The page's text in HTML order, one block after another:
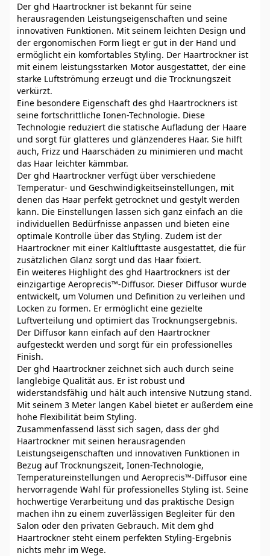
Der ghd Haartrockner ist bekannt für seine
herausragenden Leistungseigenschaften und seine
innovativen Funktionen. Mit seinem leichten Design und
der ergonomischen Form liegt er gut in der Hand und
ermöglicht ein komfortables Styling. Der Haartrockner ist
mit einem leistungsstarken Motor ausgestattet, der eine
starke Luftströmung erzeugt und die Trocknungszeit
verkürzt.
Eine besondere Eigenschaft des ghd Haartrockners ist
seine fortschrittliche Ionen-Technologie. Diese
Technologie reduziert die statische Aufladung der Haare
und sorgt für glatteres und glänzenderes Haar. Sie hilft
auch, Frizz und Haarschäden zu minimieren und macht
das Haar leichter kämmbar.
Der ghd Haartrockner verfügt über verschiedene
Temperatur- und Geschwindigkeitseinstellungen, mit
denen das Haar perfekt getrocknet und gestylt werden
kann. Die Einstellungen lassen sich ganz einfach an die
individuellen Bedürfnisse anpassen und bieten eine
optimale Kontrolle über das Styling. Zudem ist der
Haartrockner mit einer Kaltlufttaste ausgestattet, die für
zusätzlichen Glanz sorgt und das Haar fixiert.
Ein weiteres Highlight des ghd Haartrockners ist der
einzigartige Aeroprecis™-Diffusor. Dieser Diffusor wurde
entwickelt, um Volumen und Definition zu verleihen und
Locken zu formen. Er ermöglicht eine gezielte
Luftverteilung und optimiert das Trocknungsergebnis.
Der Diffusor kann einfach auf den Haartrockner
aufgesteckt werden und sorgt für ein professionelles
Finish.
Der ghd Haartrockner zeichnet sich auch durch seine
langlebige Qualität aus. Er ist robust und
widerstandsfähig und hält auch intensive Nutzung stand.
Mit seinem 3 Meter langen Kabel bietet er außerdem eine
hohe Flexibilität beim Styling.
Zusammenfassend lässt sich sagen, dass der ghd
Haartrockner mit seinen herausragenden
Leistungseigenschaften und innovativen Funktionen in
Bezug auf Trocknungszeit, Ionen-Technologie,
Temperatureinstellungen und Aeroprecis™-Diffusor eine
hervorragende Wahl für professionelles Styling ist. Seine
hochwertige Verarbeitung und das praktische Design
machen ihn zu einem zuverlässigen Begleiter für den
Salon oder den privaten Gebrauch. Mit dem ghd
Haartrockner steht einem perfekten Styling-Ergebnis
nichts mehr im Wege.